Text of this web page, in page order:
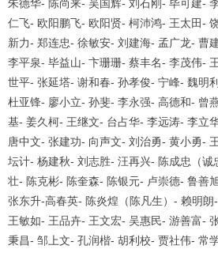
2 3 4
朱德华- 陈尚来- 吴国辉- 刘石刚- 毕可建-
仁飞- 欧阳鹏飞- 欧阳贤- 柯沛鸿- 王太田-
新力- 郑连忠- 徐敏安- 刘建海- 孟广龙- 曹
李平泉- 毕益山- 卞珊珊- 蔡丰名- 李茂伟-
世平- 张延塔- 谢和春- 孙孝俊- 宁峰- 魏明利
杜亚锋- 廖小立- 孙斐- 李永强- 高德和- 曾
基- 姜久柯- 王继文- 台占华- 李远涛- 李立
唐中文- 张建功- 向声文- 刘治勇- 黄小勇-
坛计- 杨建秋- 刘志胜- 汪再兴- 陈成忠（诚
壮- 陈克彬- 陈奎森- 陈银元- 卢崇德- 鲁善
张东升-高春英- 陈炎煌（陈凡生） - 赖明朗-
王敏如- 王品卉- 王文宏- 吴惠民- 游善富-
秉昌- 邹上文- 孔润楷- 胡利校- 贾社伟- 常